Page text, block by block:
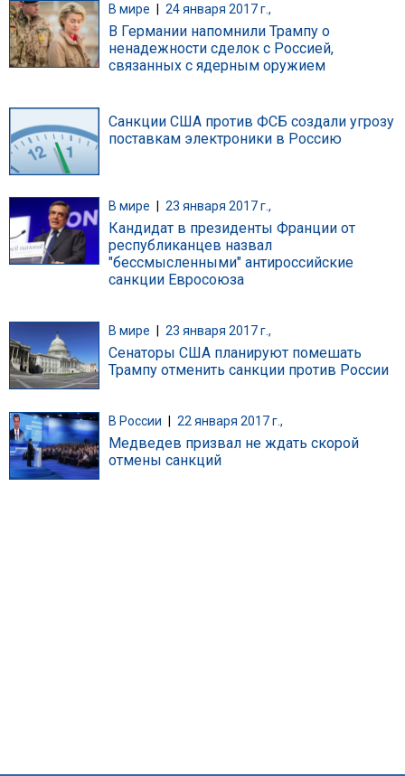
В мире | 24 января 2017 г.,
В Германии напомнили Трампу о
ненадежности сделок с Россией,
связанных с ядерным оружием
Санкции США против ФСБ создали угрозу
поставкам электроники в Россию
В мире 23 января 2017 г.,
Кандидат в президенты Франции от
республиканцев назвал
"бессмысленными" антироссийские
санкции Евросоюза
В мире 23 января 2017 г.,
Сенаторы США планируют помешать
Трампу отменить санкции против России
В России 22 января 2017 г.,
Медведев призвал не ждать скорой
отмены санкций